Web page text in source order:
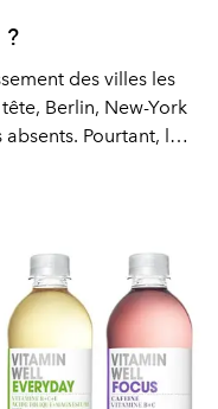
?
des villes les
Berlin, New-York
Pourtant, les
un peu
un public jamais